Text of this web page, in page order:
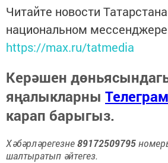
Читайте новости
национальном
https://max.ru/tatmedia
Керәшен
яңалыкларны
карап барыгыз.
Хәбәрләрегезне89172509795
шалтыратып әйтегез.